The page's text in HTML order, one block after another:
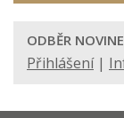
ODBĚR
Přihlášení|